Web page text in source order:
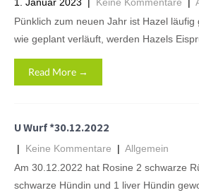
Pünklich zum neuen Jahr ist Hazel
wie geplant verläuft, werden Hazels
Read More →
U Wurf *30.12.2022
| Keine Kommentare | Allgemein
Am 30.12.2022 hat Rosine 2 schwarze
schwarze Hündin und 1 liver Hündin